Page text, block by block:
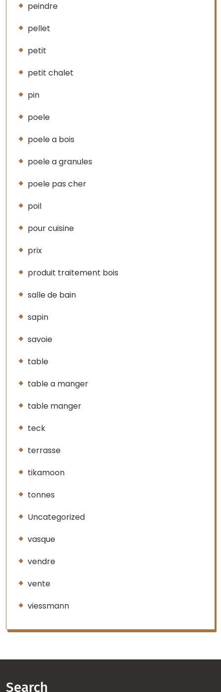
peindre
pellet
petit
petit chalet
pin
poele
poele a bois
poele a granules
poele pas cher
poil
pour cuisine
prix
produit traitement bois
salle de bain
sapin
savoie
table
table a manger
table manger
teck
terrasse
tikamoon
tonnes
Uncategorized
vasque
vendre
vente
viessmann
Search